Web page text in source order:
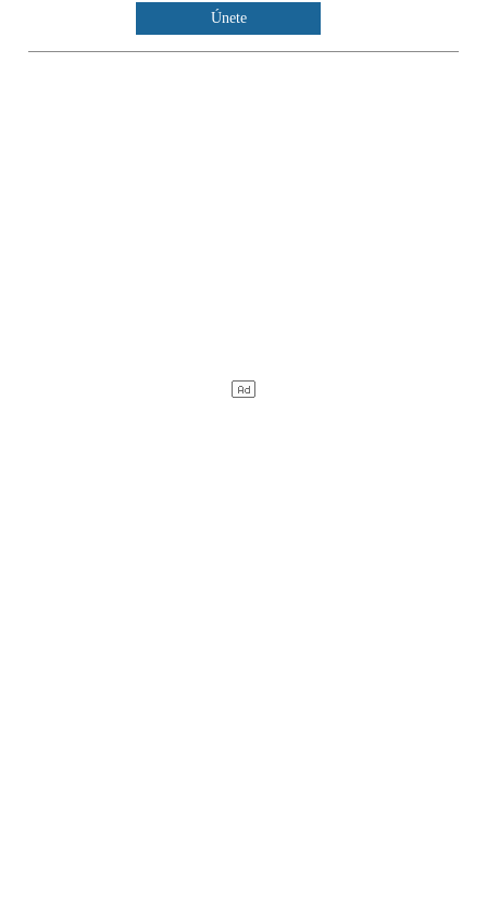
Únete